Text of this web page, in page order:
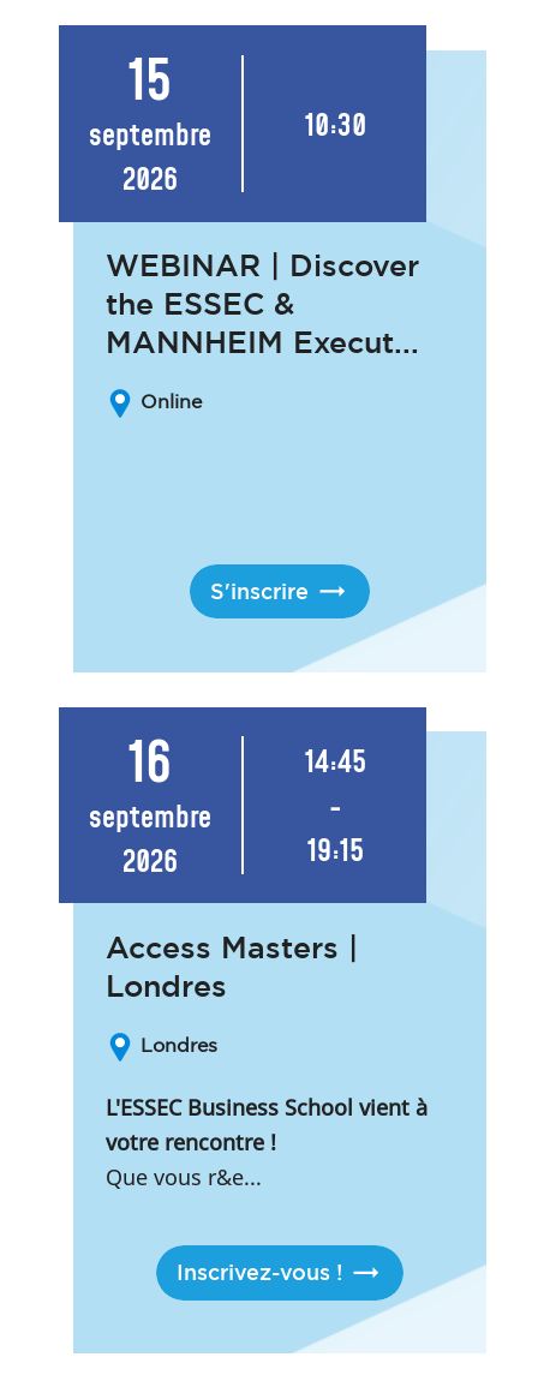
15
septembre
2026
10:30
WEBINAR | Discover
the ESSEC &
MANNHEIM Execut...
Online
S'inscrire
16
septembre
2026
14:45
-
19:15
Access Masters |
Londres
Londres
L'ESSEC Business School vient à
votre rencontre !
Que vous r&e...
Inscrivez-vous !